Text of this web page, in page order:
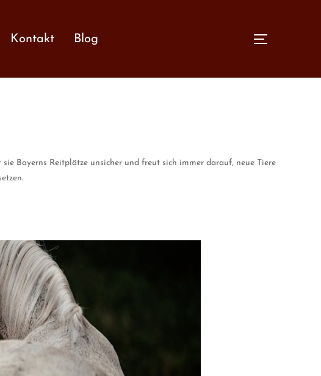
Kontakt Blog
Bayerns Reitplätze unsicher und freut sich immer darauf, neue Tiere